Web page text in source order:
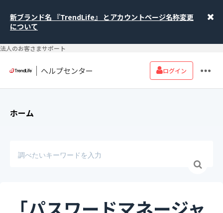
新ブランド名 『TrendLife』 とアカウントページ名称変更
について
法人のお客さまサポート
ヘルプセンター ログイン
ホーム